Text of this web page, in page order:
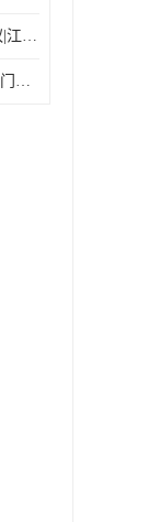
江门白蚁防治|江门杀白蚁|江门杀虫灭鼠|江门灭白蚁|
江门灭鼠_江门灭白蚁_江门灭蟑螂